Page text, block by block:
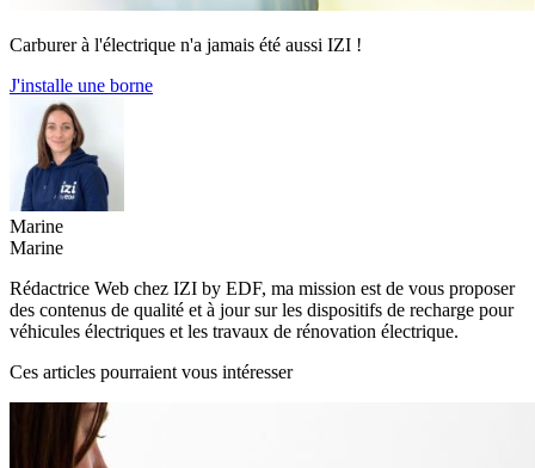
Carburer à l'électrique n'a jamais été aussi IZI !
J'installe une borne
Marine
Marine
Rédactrice Web chez IZI by EDF, ma mission est de vous proposer
des contenus de qualité et à jour sur les dispositifs de recharge pour
véhicules électriques et les travaux de rénovation électrique.
Ces articles pourraient vous intéresser